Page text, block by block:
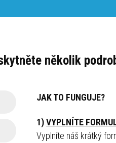
několik
JAK TO FUNGUJE?
1)VYPLNÍTE
Vyplníte náš krátký